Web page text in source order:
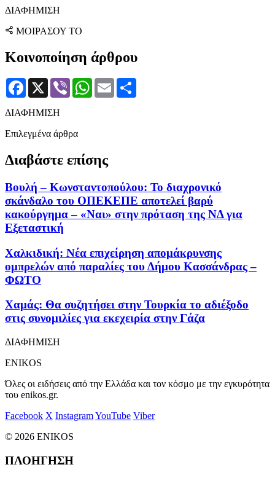
ΔΙΑΦΗΜΙΣΗ
ΜΟΙΡΑΣΟΥ ΤΟ
Κοινοποίηση άρθρου
Facebook
X Viber WhatsApp
Email
ΔΙΑΦΗΜΙΣΗ
Επιλεγμένα άρθρα
Διαβάστε επίσης
Βουλή – Κωνσταντοπούλου: Το διαχρονικό
σκάνδαλο του ΟΠΕΚΕΠΕ αποτελεί βαρύ
κακούργημα – «Ναι» στην πρόταση της ΝΔ για
Εξεταστική
Χαλκιδική: Νέα επιχείρηση απομάκρυνσης
ομπρελών από παραλίες του Δήμου Κασσάνδρας –
ΦΩΤΟ
Χαμάς: Θα συζητήσει στην Τουρκία το αδιέξοδο
στις συνομιλίες για εκεχειρία στην Γάζα
ΔΙΑΦΗΜΙΣΗ
ENIKOS
Όλες οι ειδήσεις από την Ελλάδα και τον κόσμο με την εγκυρότητα
του enikos.gr.
Facebook X InstagramYouTube Viber
© 2026 ENIKOS
ΠΛΟΗΓΗΣΗ